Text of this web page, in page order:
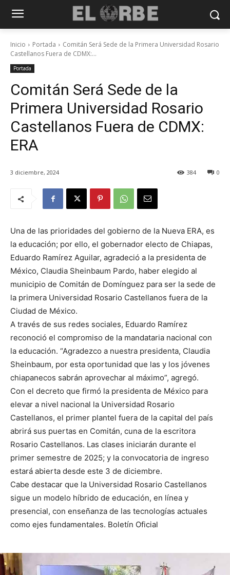
Inicio Portada
Comitán Será Sede de la Primera Universidad Rosario
Castellanos Fuera de CDMX:...
Portada
Comitán Será Sede de la
Primera Universidad Rosario
Castellanos Fuera de CDMX:
ERA
3 diciembre, 2024 0
384
Una de las prioridades del gobierno de la Nueva ERA, es
la educación; por ello, el gobernador electo de Chiapas,
Eduardo Ramírez Aguilar, agradeció a la presidenta de
México, Claudia Sheinbaum Pardo, haber elegido al
municipio de Comitán de Domínguez para ser la sede de
la primera Universidad Rosario Castellanos fuera de la
Ciudad de México.
A través de sus redes sociales, Eduardo Ramírez
reconoció el compromiso de la mandataria nacional con
la educación. “Agradezco a nuestra presidenta, Claudia
Sheinbaum, por esta oportunidad que las y los jóvenes
chiapanecos sabrán aprovechar al máximo”, agregó.
Con el decreto que firmó la presidenta de México para
elevar a nivel nacional la Universidad Rosario
Castellanos, el primer plantel fuera de la capital del país
abrirá sus puertas en Comitán, cuna de la escritora
Rosario Castellanos. Las clases iniciarán durante el
primer semestre de 2025; y la convocatoria de ingreso
estará abierta desde este 3 de diciembre.
Cabe destacar que la Universidad Rosario Castellanos
sigue un modelo híbrido de educación, en línea y
presencial, con enseñanza de las tecnologías actuales
como ejes fundamentales. Boletín Oficial